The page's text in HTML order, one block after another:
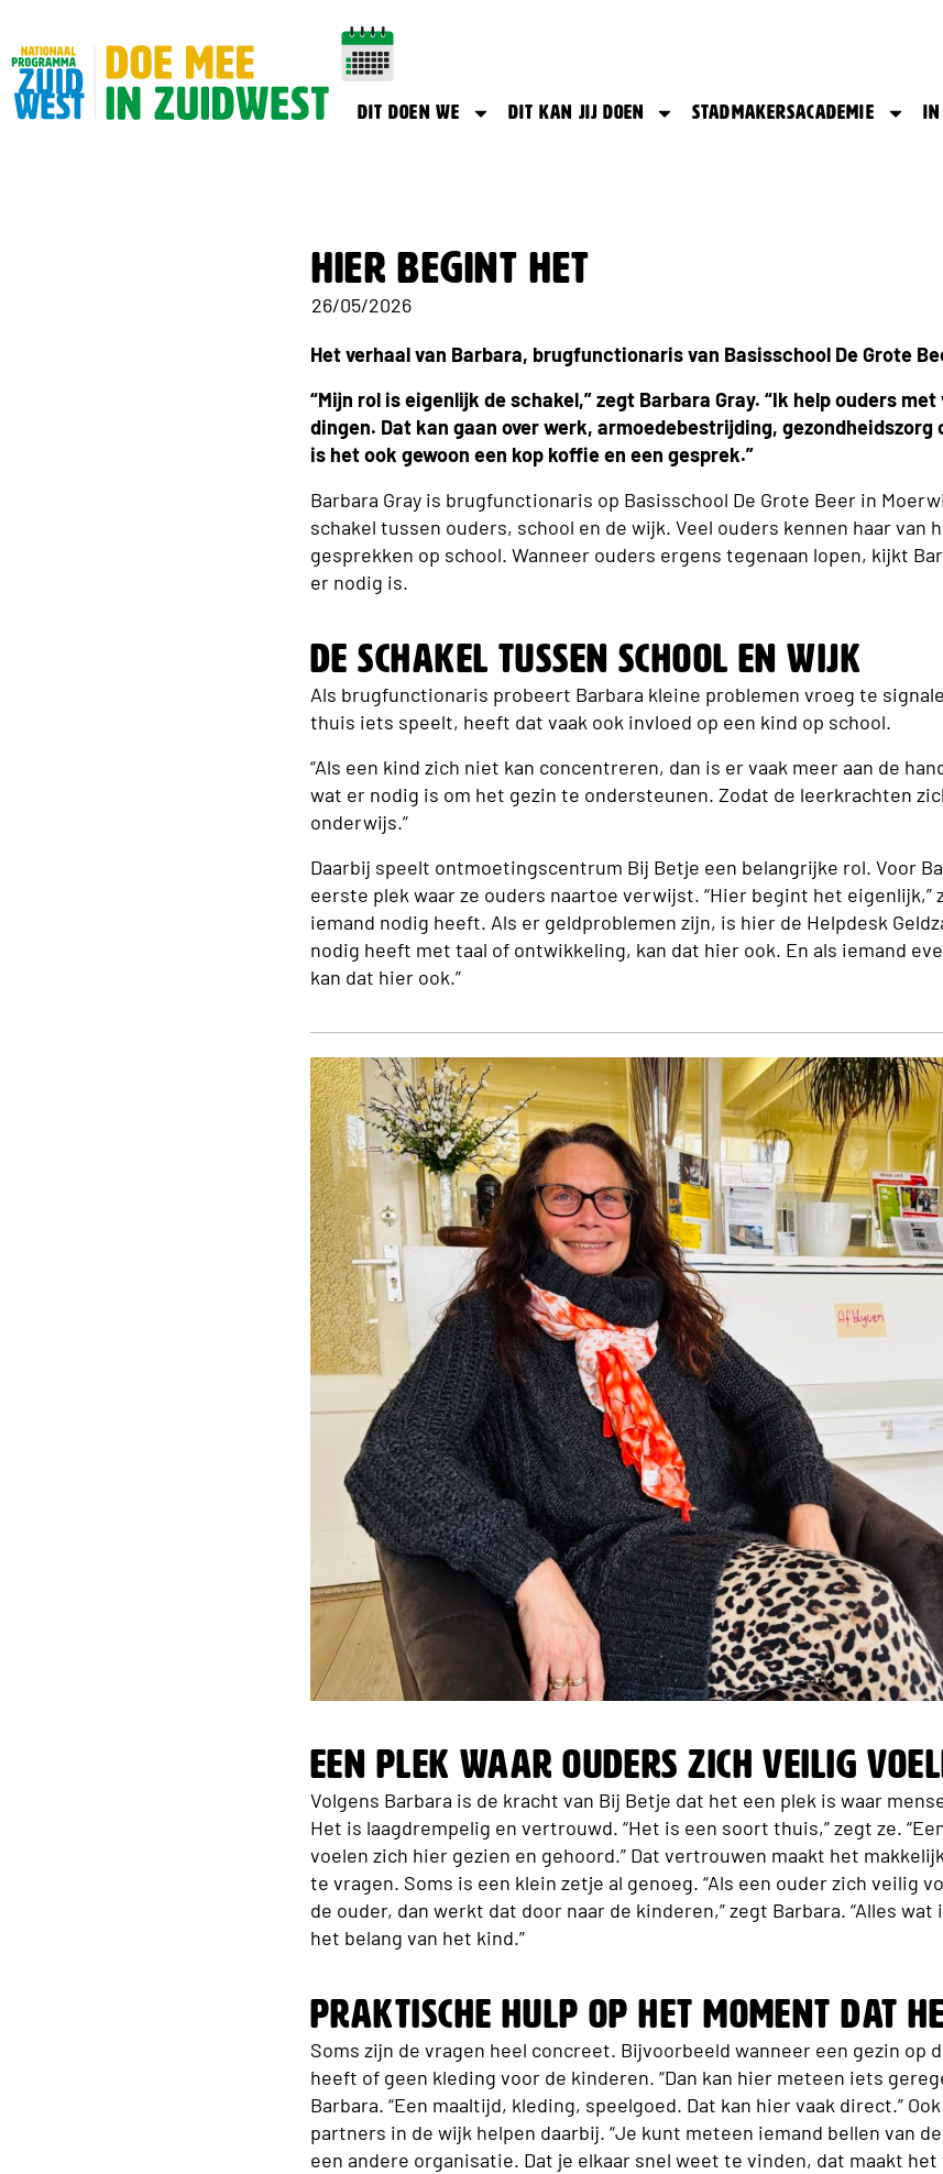
Dit doen we Dit kan jij doen Stadmakersacademie
Hier begint het
26/05/2026
Het verhaal van Barbara, brugfunctionaris van Basisschool De Grote
“Mijn rol is eigenlijk de schakel,” zegt Barbara Gray. “Ik help ouders
dingen. Dat kan gaan over werk, armoedebestrijding,
is het ook gewoon een kop koffie en een gesprek.”
Barbara Gray is brugfunctionaris op Basisschool De Grote Beer in
schakel tussen ouders, school en de wijk. Veel ouders kennen haar van
gesprekken op school. Wanneer ouders ergens tegenaan lopen, kijkt
er nodig is.
De schakel tussen school en wijk
Als brugfunctionaris probeert Barbara kleine problemen vroeg te
thuis iets speelt, heeft dat vaak ook invloed op een kind op school.
“Als een kind zich niet kan concentreren, dan is er vaak meer aan de
wat er nodig is om het gezin te ondersteunen. Zodat de leerkrachten
onderwijs.”
Daarbij speelt ontmoetingscentrum Bij Betje een belangrijke rol. Voor
eerste plek waar ze ouders naartoe verwijst. “Hier begint het eigenlijk,”
iemand nodig heeft. Als er geldproblemen zijn, is hier de Helpdesk
nodig heeft met taal of ontwikkeling, kan dat hier ook. En als iemand
kan dat hier ook.”
Een plek waar ouders zich veilig
Volgens Barbara is de kracht van Bij Betje dat het een plek is waar
Het is laagdrempelig en vertrouwd. “Het is een soort thuis,” zegt ze.
voelen zich hier gezien en gehoord.” Dat vertrouwen maakt het
te vragen. Soms is een klein zetje al genoeg. “Als een ouder zich veilig
de ouder, dan werkt dat door naar de kinderen,” zegt Barbara. “Alles
het belang van het kind.”
Praktische hulp op het moment dat
Soms zijn de vragen heel concreet. Bijvoorbeeld wanneer een gezin op
heeft of geen kleding voor de kinderen. “Dan kan hier meteen iets
Barbara. “Een maaltijd, kleding, speelgoed. Dat kan hier vaak direct.”
partners in de wijk helpen daarbij. “Je kunt meteen iemand bellen van
een andere organisatie. Dat je elkaar snel weet te vinden, dat maakt het